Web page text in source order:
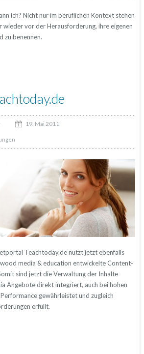
ich? Nicht nur im beruflichen Kontext stehen
wieder vor der Herausforderung, ihre eigenen
zu benennen.
19. Mai 2011
Teachtoday.de nutzt jetzt ebenfalls
media & education entwickelte Content-
sind jetzt die Verwaltung der Inhalte
Angebote direkt integriert, auch bei hohen
gewährleistet und zugleich
erfüllt.